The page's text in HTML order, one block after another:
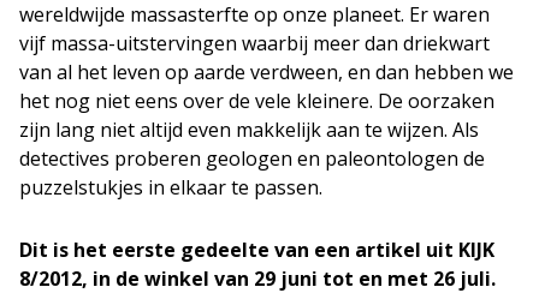
wereldwijde massasterfte op onze planeet. Er waren
vijf massa-uitstervingen waarbij meer dan driekwart
van al het leven op aarde verdween, en dan hebben we
het nog niet eens over de vele kleinere. De oorzaken
zijn lang niet altijd even makkelijk aan te wijzen. Als
detectives proberen geologen en paleontologen de
puzzelstukjes in elkaar te passen.
Dit is het eerste gedeelte van een artikel uit KIJK
8/2012, in de winkel van 29 juni tot en met 26 juli.